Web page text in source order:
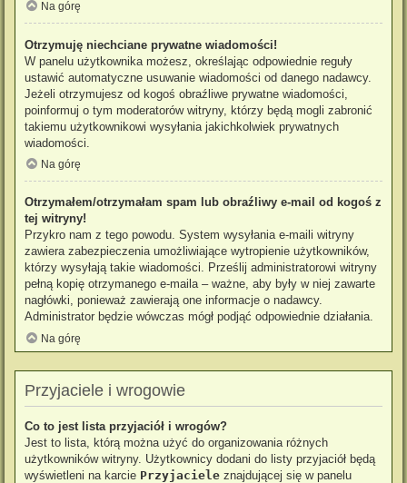
Na górę
Otrzymuję niechciane prywatne wiadomości!
W panelu użytkownika możesz, określając odpowiednie reguły
ustawić automatyczne usuwanie wiadomości od danego nadawcy.
Jeżeli otrzymujesz od kogoś obraźliwe prywatne wiadomości,
poinformuj o tym moderatorów witryny, którzy będą mogli zabronić
takiemu użytkownikowi wysyłania jakichkolwiek prywatnych
wiadomości.
Na górę
Otrzymałem/otrzymałam spam lub obraźliwy e-mail od kogoś z
tej witryny!
Przykro nam z tego powodu. System wysyłania e-maili witryny
zawiera zabezpieczenia umożliwiające wytropienie użytkowników,
którzy wysyłają takie wiadomości. Prześlij administratorowi witryny
pełną kopię otrzymanego e-maila – ważne, aby były w niej zawarte
nagłówki, ponieważ zawierają one informacje o nadawcy.
Administrator będzie wówczas mógł podjąć odpowiednie działania.
Na górę
Przyjaciele i wrogowie
Co to jest lista przyjaciół i wrogów?
Jest to lista, którą można użyć do organizowania różnych
użytkowników witryny. Użytkownicy dodani do listy przyjaciół będą
wyświetleni na karcie Przyjaciele znajdującej się w panelu